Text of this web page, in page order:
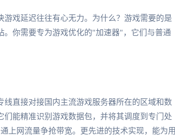
戏延迟往往有心无力。为什么？游戏需要的是
你需要专为游戏优化的"加速器"，它们与普通
直接对接国内主流游戏服务器所在的区域和数
能精准识别游戏数据包，并将其调度到专门处
上网流量争抢带宽。更先进的技术实现，能为用